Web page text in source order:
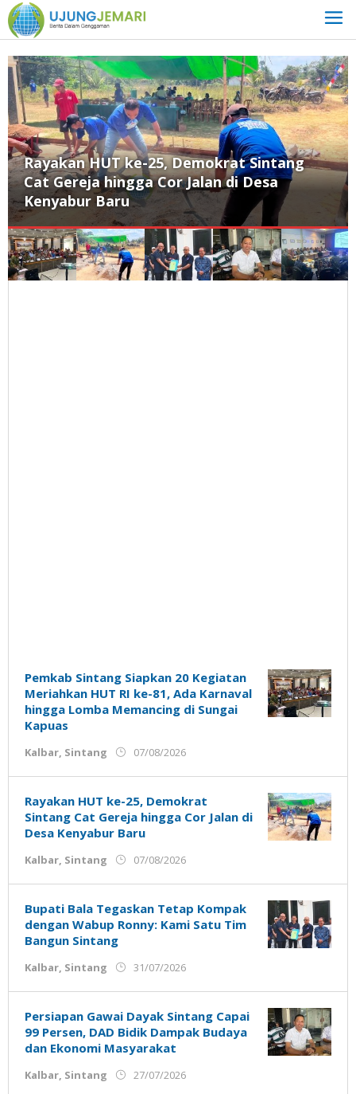
Lewati
ke
konten
Rayakan HUT ke-25, Demokrat Sintang
Cat Gereja hingga Cor Jalan di Desa
Kenyabur Baru
Ujung
Jemari
Pemkab Sintang Siapkan 20 Kegiatan
Meriahkan HUT RI ke-81, Ada Karnaval
hingga Lomba Memancing di Sungai
Kapuas
Kalbar Sintang 07/08/2026
Ujung
Jemari
Rayakan HUT ke-25, Demokrat
Sintang Cat Gereja hingga Cor Jalan di
Desa Kenyabur Baru
Kalbar Sintang 07/08/2026
Ujung
Jemari
Bupati Bala Tegaskan Tetap Kompak
dengan Wabup Ronny: Kami Satu Tim
Bangun Sintang
Kalbar Sintang 31/07/2026
Ujung
Jemari
Persiapan Gawai Dayak Sintang Capai
99 Persen, DAD Bidik Dampak Budaya
dan Ekonomi Masyarakat
Kalbar Sintang 27/07/2026